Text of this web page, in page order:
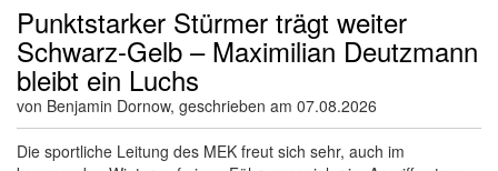
Punktstarker Stürmer trägt weiter
Schwarz-Gelb – Maximilian Deutzmann
bleibt ein Luchs
von Benjamin Dornow, geschrieben am 07.08.2026
Die sportliche Leitung des MEK freut sich sehr, auch im